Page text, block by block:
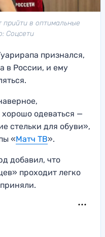
в оптимальные
Соцсети
признался,
в России, и ему
одеваться —
стельки для обуви»,
«Матч ТВ».
добавил, что
проходит легко